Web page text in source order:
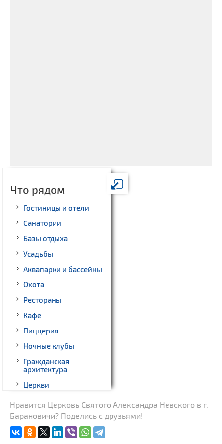
Что рядом
Гостиницы и отели
Санатории
Базы отдыха
Усадьбы
Аквапарки и бассейны
Охота
Рестораны
Кафе
Пиццерия
Ночные клубы
Гражданская
архитектура
Церкви
Памятники природы
Новости
Нравится Церковь Святого Александра Невского в г.
Барановичи? Поделись с друзьями!